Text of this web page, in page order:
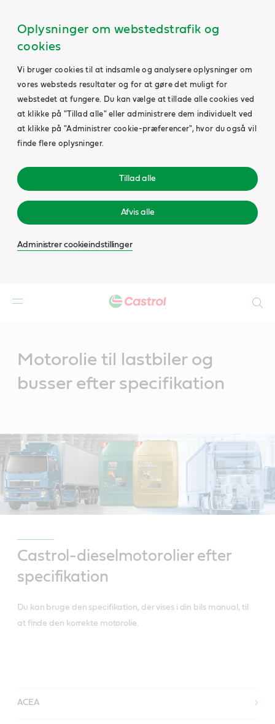
Oplysninger om webstedstrafik og
cookies
Vi bruger cookies til at indsamle og analysere oplysninger om
vores websteds resultater og for at gøre det muligt for
webstedet at fungere. Du kan vælge at tillade alle cookies ved
at klikke på "Tillad alle" eller administrere dem individuelt ved
at klikke på "Administrer cookie-præferencer", hvor du også vil
finde flere oplysninger.
Tillad alle
Afvis alle
Administrer cookieindstillinger
Motorolie til lastbiler og
busser efter specifikation
Castrol-dieselmotorolier efter
specifikation
Du kan bruge den specifikation, der vises i din bils manual, til
at finde den korrekte motorolie.
ACEA